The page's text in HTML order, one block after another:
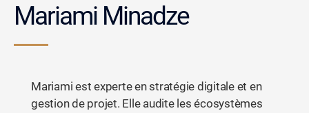
Mariami Minadze
Mariami est experte en stratégie digitale et en
gestion de projet. Elle audite les écosystèmes